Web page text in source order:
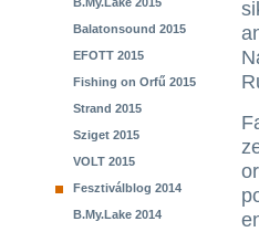
Balatonsound 2015
EFOTT 2015
Fishing on Orfű 2015
Strand 2015
Sziget 2015
VOLT 2015
Fesztiválblog 2014
B.My.Lake 2014